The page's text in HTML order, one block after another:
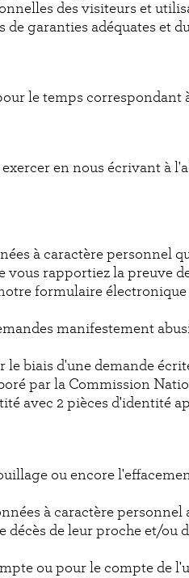
des visiteurs et
garanties adéquates et
le temps correspondant
en nous écrivant à
à caractère personnel
vous rapportiez la preuve
formulaire électronique
manifestement
biais d'une demande
par la Commission
avec 2 pièces d'identité
ou encore
à caractère personnel
de leur proche et/ou
ou pour le compte de